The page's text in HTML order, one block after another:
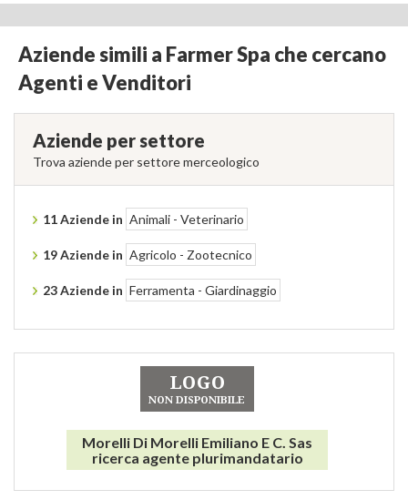
Aziende simili a Farmer Spa che cercano
Agenti e Venditori
Aziende per settore
Trova aziende per settore merceologico
11 Aziende in Animali - Veterinario
19 Aziende in Agricolo - Zootecnico
23 Aziende in Ferramenta - Giardinaggio
Morelli Di Morelli Emiliano E C. Sas
ricerca agente plurimandatario